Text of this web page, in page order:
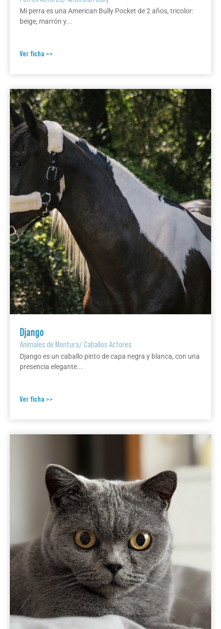
Mi perra es una American Bully Pocket de 2 años, tricolor:
beige, marrón y...
Ver ficha >>
Django
Animales de Montura/Caballos Actores
Django es un caballo pinto de capa negra y blanca, con una
presencia elegante...
Ver ficha >>